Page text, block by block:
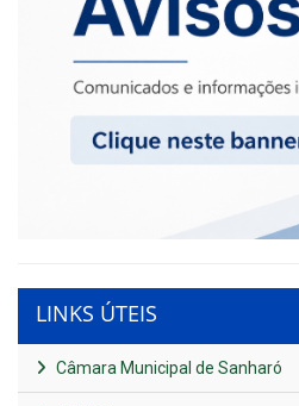
LINKS ÚTEIS
Câmara Municipal de Sanharó